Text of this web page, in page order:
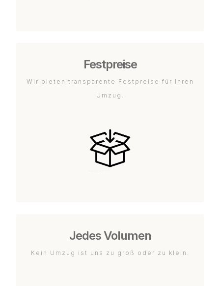
Festpreise
Wir bieten transparente Festpreise für Ihren
Umzug.
Jedes Volumen
Kein Umzug ist uns zu groß oder zu klein.